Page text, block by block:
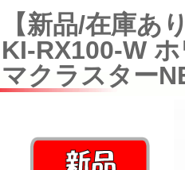
【新品/在庫あ
KI-RX100-W
マクラスター